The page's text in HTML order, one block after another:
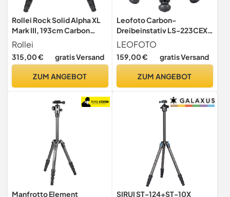
Rollei Rock Solid Alpha XL
Mark III, 193cm Carbon
Stativ Kamera
Professionelles
Dreibeinstativ für Schwere
Kohlefaser Fotostativ mit
Camera Tripod
Rollei
315,00 € gratis Versand
ZUM ANGEBOT
Leofoto Carbon-
Dreibeinstativ LS-223CEX
Ranger mit Nivellierschale +
Panoramateller RH-0
LEOFOTO
159,00 € gratis Versand
ZUM ANGEBOT
Manfrotto Element
SIRUI ST-124+ST-10X